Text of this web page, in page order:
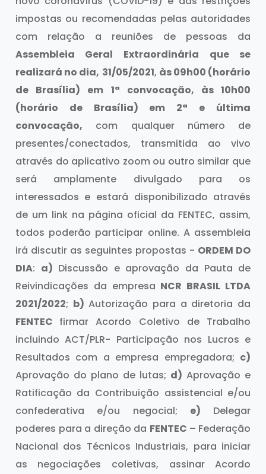
impostas ou recomendadas pelas autoridades
com relação a reuniões de pessoas da
Assembleia Geral Extraordinária que se
realizará no dia, 31/05/2021, às 09h00 (horário
de Brasília) em 1ª convocação, às 10h00
(horário de Brasília) em 2ª e última
convocação, com qualquer número de
presentes/conectados, transmitida ao vivo
através do aplicativo zoom ou outro similar que
será amplamente divulgado para os
interessados e estará disponibilizado através
de um link na página oficial da FENTEC, assim,
todos poderão participar online. A assembleia
irá discutir as seguintes propostas - ORDEM DO
DIA: a) Discussão e aprovação da Pauta de
Reivindicações da empresa NCR BRASIL LTDA
2021/2022; b) Autorização para a diretoria da
FENTEC firmar Acordo Coletivo de Trabalho
incluindo ACT/PLR- Participação nos Lucros e
Resultados com a empresa empregadora; c)
Aprovação do plano de lutas; d) Aprovação e
Ratificação da Contribuição assistencial e/ou
confederativa e/ou negocial; e) Delegar
poderes para a direção da FENTEC – Federação
Nacional dos Técnicos Industriais, para iniciar
as negociações coletivas, assinar Acordo